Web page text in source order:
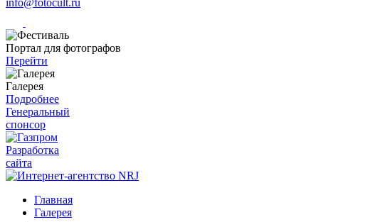
info@fotocult.ru
Портал для фотографов
Перейти
Галерея
Подробнее
Генеральный
спонсор
Разработка
сайта
Главная
Галерея